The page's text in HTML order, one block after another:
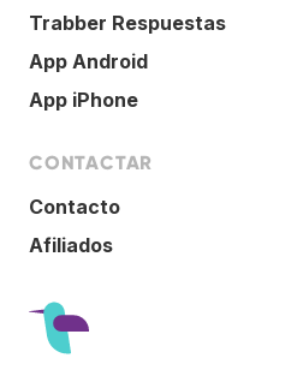
Trabber Respuestas
App Android
App iPhone
CONTACTAR
Contacto
Afiliados